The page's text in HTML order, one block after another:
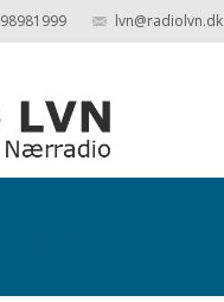
98981999 lvn@radiolvn.dk